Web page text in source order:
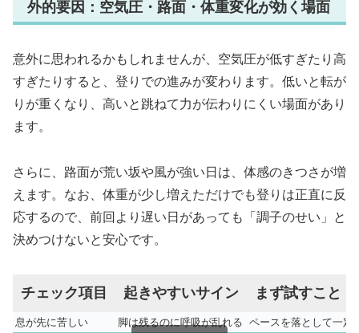
外的要因：空気圧・路面・体重変化が効く場面
意外に思われるかもしれませんが、空気圧が低すぎたり高
すぎたりすると、登りでの進みが変わります。低いと転が
りが重くなり、高いと跳ねて力が伝わりにくい場面があり
ます。
さらに、路面が荒い坂や風が強い日は、体感のきつさが増
えます。なお、体重が少し増えただけでも登りは正直に反
応するので、前回より遅い日があっても「調子のせい」と
決めつけないと安心です。
チェック項目 起きやすいサイン まず試すこと
息が先に苦しい 脚は残るのに呼吸が乱れる ペースを落として一定